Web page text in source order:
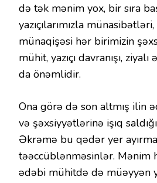
də tək mənim yox, bir sıra
yazıçılarımızla
münaqişəsi hər birimizin
mühit, yazıçı davranışı, ziyalı
da önəmlidir.
Ona görə də son altmış ilin
və şəxsiyyətlərinə işıq
Əkrəmə bu qədər yer
təəccüblənməsinlər. Mənim
ədəbi mühitdə də müəyyən